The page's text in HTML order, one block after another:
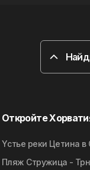
Откройте
Yстье реки Цетина
Пляж Стружица -